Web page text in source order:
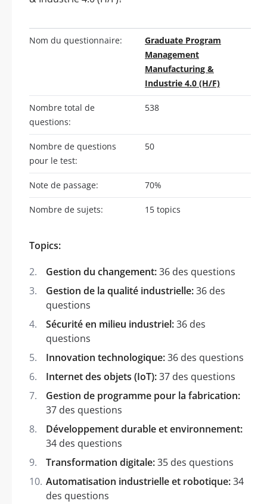
Nom du questionnaire:
Graduate Program
Management
Manufacturing &
Industrie 4.0 (H/F)
Nombre total de
questions:
538
Nombre de questions
pour le test:
50
Note de passage: 70%
Nombre de sujets: 15 topics
Topics:
Gestion du changement:36 des questions
Gestion de la qualité industrielle:36 des
questions
Sécurité en milieu industriel:36 des
questions
Innovation technologique:36 des questions
Internet des objets (IoT):37 des questions
Gestion de programme pour la fabrication:
37 des questions
Développement durable et environnement:
34 des questions
Transformation digitale:35 des questions
Automatisation industrielle et robotique:34
des questions